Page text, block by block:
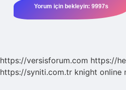
https://versisforum.com https://
https://syniti.com.tr knight online